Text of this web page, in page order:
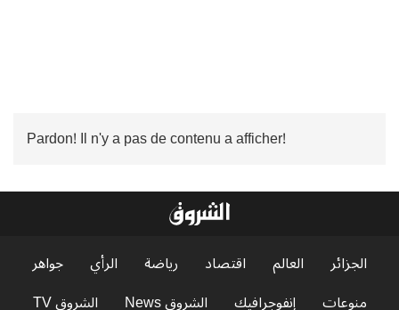
Pardon! Il n'y a pas de contenu a afficher!
الجزائر العالم اقتصاد رياضة الرأي
جواهر
منوعات
إنفوجرافيك الشروق News الشروق TV